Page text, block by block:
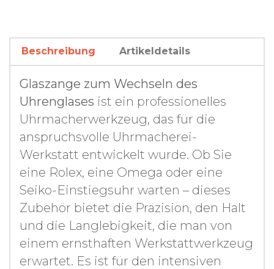
Beschreibung Artikeldetails
Glaszange zum Wechseln des
Uhrenglases ist ein professionelles
Uhrmacherwerkzeug, das für die
anspruchsvolle Uhrmacherei-
Werkstatt entwickelt wurde. Ob Sie
eine Rolex, eine Omega oder eine
Seiko-Einstiegsuhr warten – dieses
Zubehör bietet die Präzision, den Halt
und die Langlebigkeit, die man von
einem ernsthaften Werkstattwerkzeug
erwartet. Es ist für den intensiven